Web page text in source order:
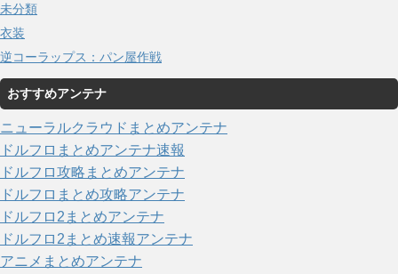
未分類
衣装
逆コーラップス：パン屋作戦
おすすめアンテナ
ニューラルクラウドまとめアンテナ
ドルフロまとめアンテナ速報
ドルフロ攻略まとめアンテナ
ドルフロまとめ攻略アンテナ
ドルフロ2まとめアンテナ
ドルフロ2まとめ速報アンテナ
アニメまとめアンテナ